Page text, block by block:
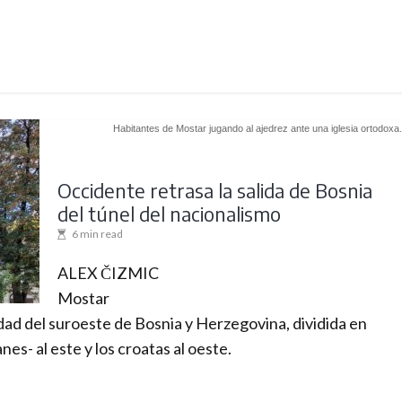
Habitantes de Mostar jugando al ajedrez ante una iglesia ortodoxa.
Occidente retrasa la salida de Bosnia
del túnel del nacionalismo
6 min read
ALEX ČIZMIC
Mostar
del suroeste de Bosnia y Herzegovina, dividida en
al este y los croatas al oeste.